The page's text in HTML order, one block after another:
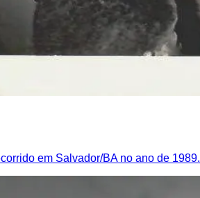
em Salvador/BA no ano de 1989.